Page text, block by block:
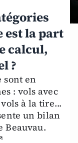
est la part
calcul,
?
en
: vols avec
à la tire...
un bilan
Beauvau.